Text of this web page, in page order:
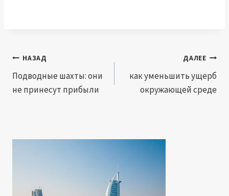
Навигация
по
записям
НАЗАД
Подводные шахты: они
не принесут прибыли
ДАЛЕЕ
как уменьшить ущерб
окружающей среде